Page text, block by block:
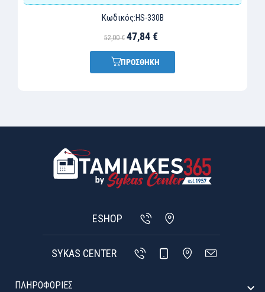
Κωδικός:HS-330B
52,00 € 47,84 €
ΠΡΟΣΘΗΚΗ
ESHOP
SYKAS CENTER
ΠΛΗΡΟΦΟΡΙΕΣ 